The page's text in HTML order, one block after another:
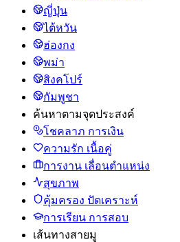
ญี่ปุ่น
ไต้หวัน
ฮ่องกง
พม่า
สิงคโปร์
กัมพูชา
ค้นหาตามจุดประสงค์
โชคลาภ การเงิน
ความรัก เนื้อคู่
การงาน เลื่อนตำแหน่ง
สุขภาพ
คุ้มครอง ปัดเคราะห์
การเรียน การสอบ
เส้นทางสายมู